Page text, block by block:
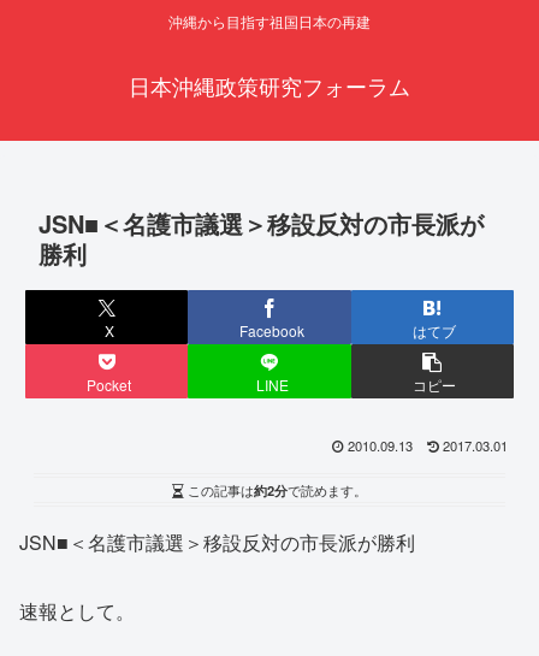
沖縄から目指す祖国日本の再建
日本沖縄政策研究フォーラム
JSN■＜名護市議選＞移設反対の市長派が
勝利
X Facebook はてブ
Pocket LINE コピー
2010.09.13 2017.03.01
この記事は約2分で読めます。
JSN■＜名護市議選＞移設反対の市長派が勝利
速報として。